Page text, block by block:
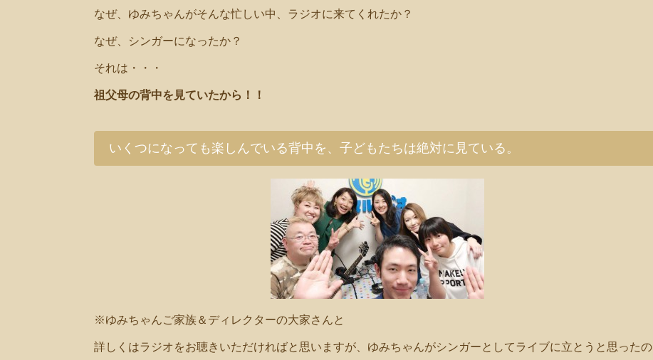
なぜ、ゆみちゃんがそんな忙しい中、ラジオに来てくれたか？
なぜ、シンガーになったか？
それは・・・
祖父母の背中を見ていたから！！
いくつになっても楽しんでいる背中を、子どもたちは絶対に見ている。
※ゆみちゃんご家族＆ディレクターの大家さんと
詳しくはラジオをお聴きいただければと思いますが、ゆみちゃんがシンガーとしてライブに立とうと思ったの